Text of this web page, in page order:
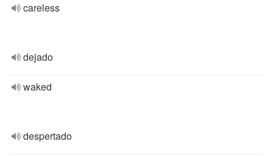
careless
dejado
waked
despertado